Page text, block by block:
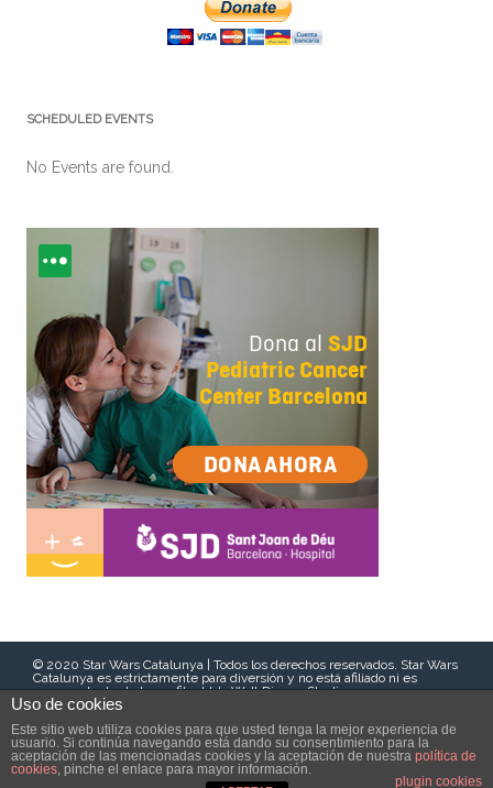
SCHEDULED EVENTS
No Events are found.
© 2020 Star Wars Catalunya | Todos los derechos reservados. Star Wars
Catalunya es estrictamente para diversión y no está afiliado ni es
representante de Lucasfilm Ltd., Walt Disney Studios o sus
subsidiarias. Esta comunidad de fans dirigida por voluntarios apoya el
mención o referencia a “Star Wars”, la terminología del género o
similares no implica ni pretende infringir los derechos de autor. Star
Wars, sus personajes, vestuario, y todo lo relacionado son propiedad
intelectual de Lucasfilm. © & ™ Lucasfilm Ltd. Todos los derechos
reservados. Usado con su consentimiento.
Uso de cookies
Este sitio web utiliza cookies para que usted tenga la mejor experiencia de
usuario. Si continúa navegando está dando su consentimiento para la
aceptación de las mencionadas cookies y la aceptación de nuestra política de
cookies, pinche el enlace para mayor información.
plugin cookies